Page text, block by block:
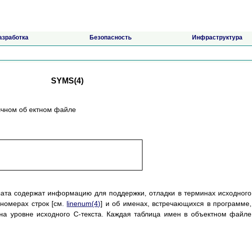
Безопасность Инфраструктура
SYMS(4)
об ектном файле
содержат информацию для поддержки, отладки в терминах исходного
строк [см. linenum(4)] и об именах, встречающихся в программе,
уровне исходного C-текста. Каждая таблица имен в объектном файле